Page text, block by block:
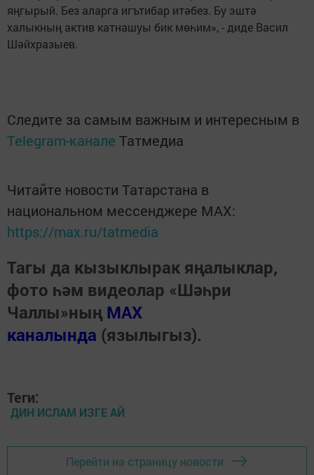
яңгырый. Без аларга игътибар итәбез. Бу эштә
халыкның актив катнашуы бик мөһим», - диде Васил
Шәйхразыев.
Следите за самым важным и интересным в
Telegram-канале Татмедиа
Читайте новости Татарстана в
национальном мессенджере MАХ:
https://max.ru/tatmedia
Тагы да кызыклырак яңалыклар,
фото һәм видеолар «Шәһри
Чаллы»ның MAX
каналында (язылыгыз).
Теги:
ДИН ИСЛАМ ИЗГЕ АЙ
Перейти на страницу новости